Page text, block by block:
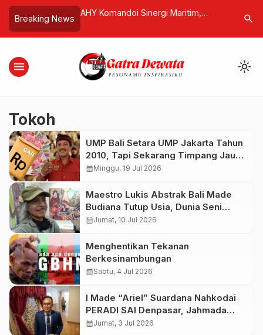
Breaking News
Ketum PWI
Sufmi Dasco,
Indonesia
AHY Komandoi Sinergi Maritim,
search
menu light_mode
Tokoh
UMP Bali Setara UMP Jakarta Tahun
2010, Tapi Sekarang Timpang Jauh.
Sekretaris ARUN Bali: Dampak
calendar_monthMinggu, 19 Jul 2026
Maestro Lukis Abstrak Bali Made
Budiana Tutup Usia, Dunia Seni
Kehilangan Perupa yang
Kanvas
calendar_monthJumat, 10 Jul 2026
Menghentikan Tekanan
Berkesinambungan
calendar_monthSabtu, 4 Jul 2026
I Made “Ariel” Suardana Nahkodai
PERADI SAI Denpasar, Jahmada
Girsang Soroti Penguatan Hak
calendar_monthJumat, 3 Jul 2026